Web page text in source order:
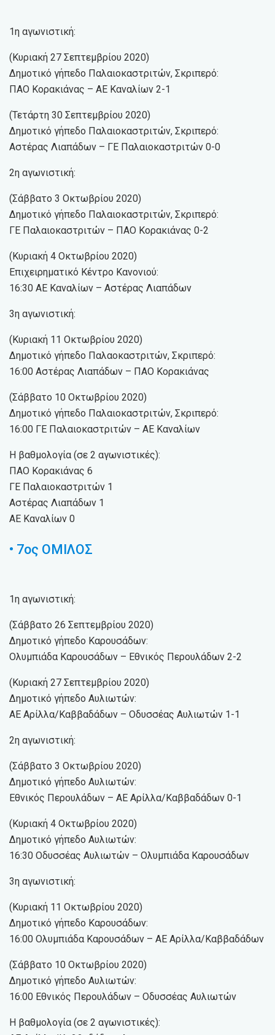
1η αγωνιστική:
(Κυριακή 27 Σεπτεμβρίου 2020)
Δημοτικό γήπεδο Παλαιοκαστριτών, Σκριπερό:
ΠΑΟ Κορακιάνας – ΑΕ Καναλίων 2-1
(Τετάρτη 30 Σεπτεμβρίου 2020)
Δημοτικό γήπεδο Παλαιοκαστριτών, Σκριπερό:
Αστέρας Λιαπάδων – ΓΕ Παλαιοκαστριτών 0-0
2η αγωνιστική:
(Σάββατο 3 Οκτωβρίου 2020)
Δημοτικό γήπεδο Παλαιοκαστριτών, Σκριπερό:
ΓΕ Παλαιοκαστριτών – ΠΑΟ Κορακιάνας 0-2
(Κυριακή 4 Οκτωβρίου 2020)
Επιχειρηματικό Κέντρο Κανονιού:
16:30 ΑΕ Καναλίων – Αστέρας Λιαπάδων
3η αγωνιστική:
(Κυριακή 11 Οκτωβρίου 2020)
Δημοτικό γήπεδο Παλαοκαστριτών, Σκριπερό:
16:00 Αστέρας Λιαπάδων – ΠΑΟ Κορακιάνας
(Σάββατο 10 Οκτωβρίου 2020)
Δημοτικό γήπεδο Παλαιοκαστριτών, Σκριπερό:
16:00 ΓΕ Παλαιοκαστριτών – ΑΕ Καναλίων
Η βαθμολογία (σε 2 αγωνιστικές):
ΠΑΟ Κορακιάνας 6
ΓΕ Παλαιοκαστριτών 1
Αστέρας Λιαπάδων 1
ΑΕ Καναλίων 0
• 7ος ΟΜΙΛΟΣ
1η αγωνιστική:
(Σάββατο 26 Σεπτεμβρίου 2020)
Δημοτικό γήπεδο Καρουσάδων:
Ολυμπιάδα Καρουσάδων – Εθνικός Περουλάδων 2-2
(Κυριακή 27 Σεπτεμβρίου 2020)
Δημοτικό γήπεδο Αυλιωτών:
ΑΕ Αρίλλα/Καββαδάδων – Οδυσσέας Αυλιωτών 1-1
2η αγωνιστική:
(Σάββατο 3 Οκτωβρίου 2020)
Δημοτικό γήπεδο Αυλιωτών:
Εθνικός Περουλάδων – ΑΕ Αρίλλα/Καββαδάδων 0-1
(Κυριακή 4 Οκτωβρίου 2020)
Δημοτικό γήπεδο Αυλιωτών:
16:30 Οδυσσέας Αυλιωτών – Ολυμπιάδα Καρουσάδων
3η αγωνιστική:
(Κυριακή 11 Οκτωβρίου 2020)
Δημοτικό γήπεδο Καρουσάδων:
16:00 Ολυμπιάδα Καρουσάδων – ΑΕ Αρίλλα/Καββαδάδων
(Σάββατο 10 Οκτωβρίου 2020)
Δημοτικό γήπεδο Αυλιωτών:
16:00 Εθνικός Περουλάδων – Οδυσσέας Αυλιωτών
Η βαθμολογία (σε 2 αγωνιστικές):